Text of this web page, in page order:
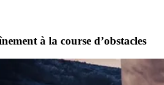
à la course d’obstacles